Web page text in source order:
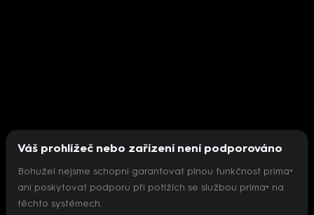
Nepodařilo se inicializovat přehrávač
Váš prohlížeč nebo zařízení není podporováno
Bohužel nejsme schopni garantovat plnou funkčnost prima+
ani poskytovat podporu při potížích se službou prima+ na
těchto systémech.